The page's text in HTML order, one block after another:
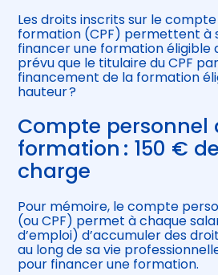
Être prêt pour la facturation
électronique
Les droits inscrits sur le
formation (CPF) permettent à
financer une formation éligible
prévu que le titulaire du CPF
financement de la formation
hauteur ?
Compte personnel
formation : 150 €
charge
Pour mémoire, le compte
(ou CPF) permet à chaque
d’emploi) d’accumuler des
au long de sa vie
pour financer une formation.